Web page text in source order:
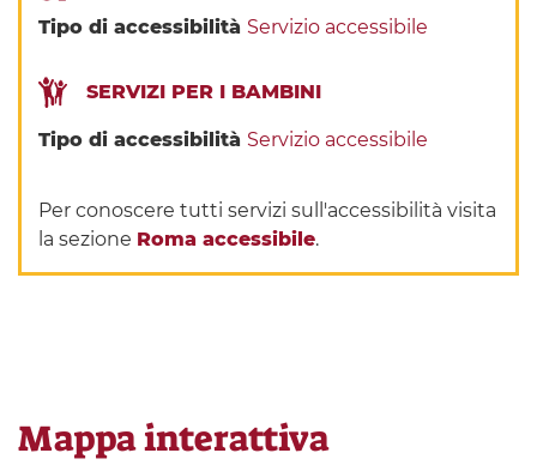
Tipo di accessibilità Servizio accessibile
SERVIZI PER I BAMBINI
Tipo di accessibilità Servizio accessibile
Per conoscere tutti servizi sull'accessibilità visita
la sezione Roma accessibile.
Mappa interattiva